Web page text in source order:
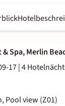
Spa, Merlin
17|4
Pool view (Z01)